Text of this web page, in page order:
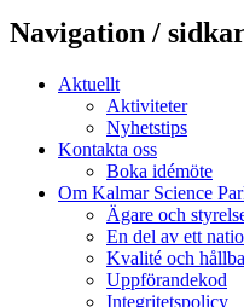
Navigation /
Aktuellt
Aktiviteter
Nyhetstips
Kontakta oss
Boka idémöte
Om Kalmar Science
Ägare och
En del av ett
Kvalité och
Uppförandekod
Integritetspolicy